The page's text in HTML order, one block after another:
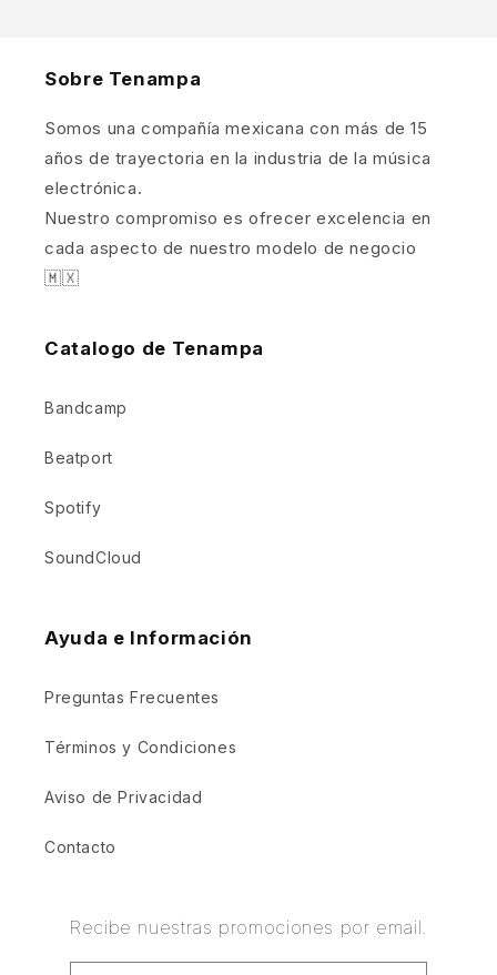
Sobre Tenampa
Somos una compañía mexicana con más de 15
años de trayectoria en la industria de la música
electrónica.
Nuestro compromiso es ofrecer excelencia en
cada aspecto de nuestro modelo de negocio
🇲🇽
Catalogo de Tenampa
Bandcamp
Beatport
Spotify
SoundCloud
Ayuda e Información
Preguntas Frecuentes
Términos y Condiciones
Aviso de Privacidad
Contacto
Recibe nuestras promociones por email.